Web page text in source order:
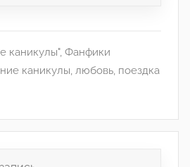
каникулы", Фанфики
каникулы, любовь, поездка